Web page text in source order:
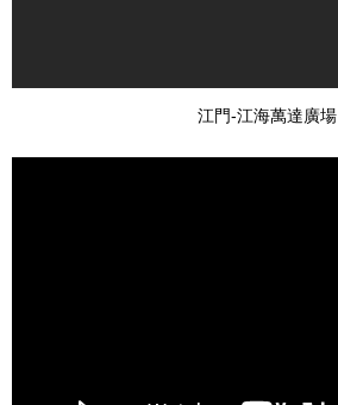
江門-江海萬達廣場